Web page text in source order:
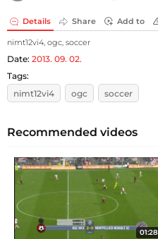
Details Share Add to
nimt12vi4, ogc, soccer
Date: 2013. 09. 02.
Tags:
nimt12vi4
ogc soccer
Recommended videos
01:28